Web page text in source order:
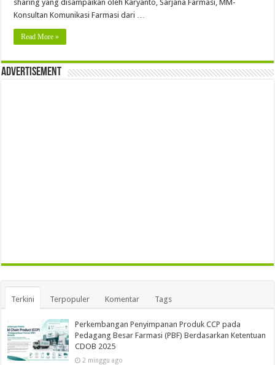
sharing yang disampaikan oleh Karyanto, Sarjana Farmasi, MM-
Konsultan Komunikasi Farmasi dari …
Read More »
Advertisement
Terkini Terpopuler Komentar Tags
Perkembangan Penyimpanan Produk CCP pada
Pedagang Besar Farmasi (PBF) Berdasarkan Ketentuan
CDOB 2025
2 minggu ago